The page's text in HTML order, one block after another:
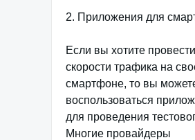
2. Приложения для
Если вы хотите
скорости трафика на
смартфоне, то вы
воспользоваться
для проведения
Многие провайдеры